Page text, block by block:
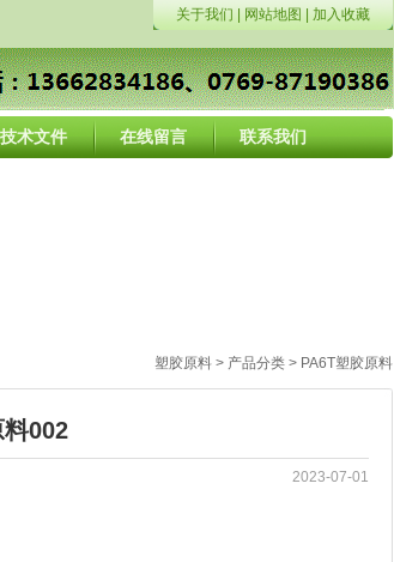
关于我们 网站地图 加入收藏
技术文件 在线留言 联系我们
塑胶原料 > 产品分类 > PA6T塑胶原料
002
2023-07-01